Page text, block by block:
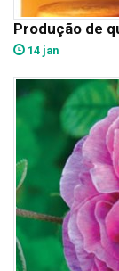
Produção de
14 jan